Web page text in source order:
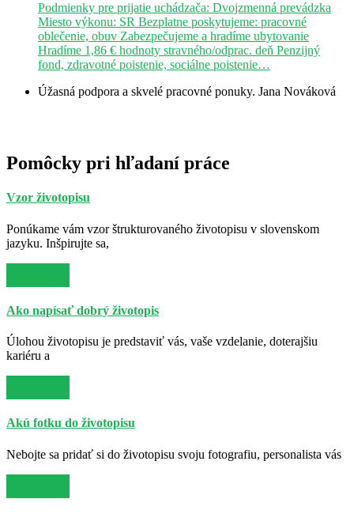
Podmienky pre prijatie uchádzača: Dvojzmenná prevádzka
Miesto výkonu: SR Bezplatne poskytujeme: pracovné
oblečenie, obuv Zabezpečujeme a hradíme ubytovanie
Hradíme 1,86 € hodnoty stravného/odprac. deň Penzijný
fond, zdravotné poistenie, sociálne poistenie…
Úžasná podpora a skvelé pracovné ponuky. Jana Nováková
Pomôcky pri hľadaní práce
Vzor životopisu
Ponúkame vám vzor štrukturovaného životopisu v slovenskom
jazyku. Inšpirujte sa,
Ako napísať dobrý životopis
Úlohou životopisu je predstaviť vás, vaše vzdelanie, doterajšiu
kariéru a
Akú fotku do životopisu
Nebojte sa pridať si do životopisu svoju fotografiu, personalista vás